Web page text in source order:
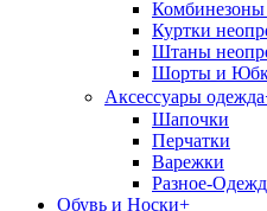
Куртки
Штаны
Шорты и
Аксессуары одежда
Шапочки
Перчатки
Варежки
Разное-
Обувь и Носки+